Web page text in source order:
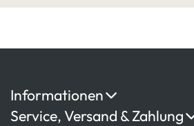
Informationen
Service, Versand & Zahlung